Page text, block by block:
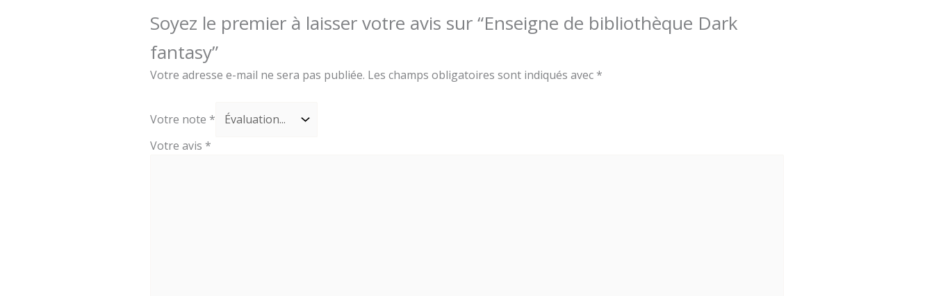
Soyez le premier à laisser votre avis sur “Enseigne de bibliothèque Dark
fantasy”
Votre adresse e-mail ne sera pas publiée. Les champs obligatoires sont indiqués avec *
Votre note *
Votre avis *